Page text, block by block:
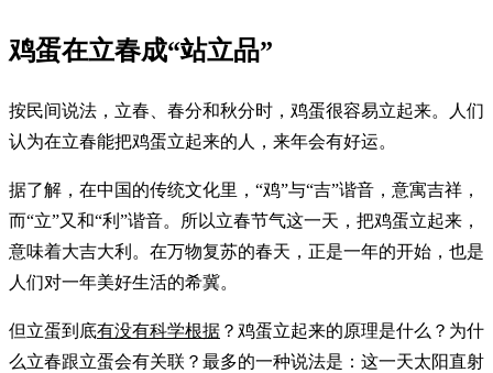
鸡蛋在立春成“站立品”
按民间说法，立春、春分和秋分时，鸡蛋很容易立起来。人们
认为在立春能把鸡蛋立起来的人，来年会有好运。
据了解，在中国的传统文化里，“鸡”与“吉”谐音，意寓吉祥，
而“立”又和“利”谐音。所以立春节气这一天，把鸡蛋立起来，
意味着大吉大利。在万物复苏的春天，正是一年的开始，也是
人们对一年美好生活的希冀。
但立蛋到底有没有科学根据 ？鸡蛋立起来的原理是什么？为什
么立春跟立蛋会有关联？最多的一种说法是：这一天太阳直射